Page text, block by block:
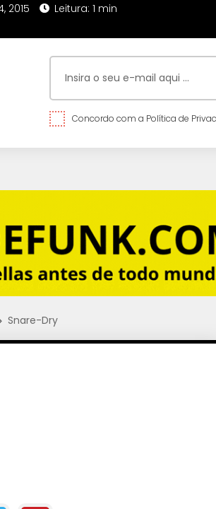
2015 Leitura: 1 min
Concordo com a Política de
Snare-Dry